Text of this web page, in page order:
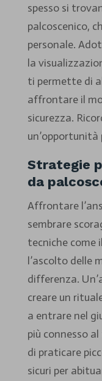
spesso si
palcoscenico,
personale.
la
ti permette di
affrontare il
sicurezza.
un’opportunità
Strategie
da
Affrontare
sembrare
tecniche come
l’ascolto delle
differenza.
creare un
a entrare nel
più connesso
di praticare
sicuri per